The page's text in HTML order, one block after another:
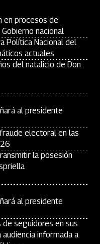
en procesos de
nacional
Política Nacional del
actuales
del natalicio de Don
al presidente
electoral en las
la posesión
al presidente
seguidores en sus
informada a